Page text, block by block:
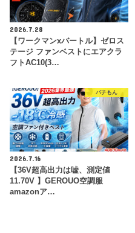
2026.7.28
【ワークマンxバートル】ゼロス
テージ ファンベストにエアクラ
フトAC10(3…
パチもん
2026.7.16
【36V超高出力は嘘、測定値
11.70V 】GEROUO空調服
amazonア…